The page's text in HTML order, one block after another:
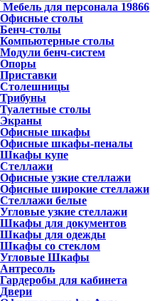
Мебель для персонала 19866
Офисные столы
Бенч-столы
Компьютерные столы
Модули бенч-систем
Опоры
Приставки
Столешницы
Трибуны
Туалетные столы
Экраны
Офисные шкафы
Офисные шкафы-пеналы
Шкафы купе
Стеллажи
Офисные узкие стеллажи
Офисные широкие стеллажи
Стеллажи белые
Угловые узкие стеллажи
Шкафы для документов
Шкафы для одежды
Шкафы со стеклом
Угловые Шкафы
Антресоль
Гардеробы для кабинета
Двери